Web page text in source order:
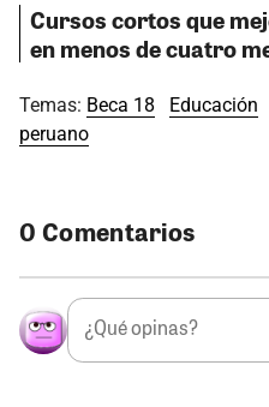
Cursos cortos que
en menos de cuatro
Temas: Beca 18 Educación
peruano
0 Comentarios